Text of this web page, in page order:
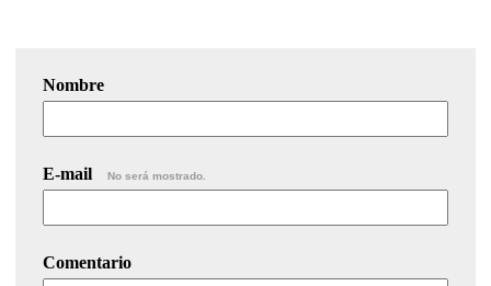
Nombre
E-mail No será mostrado.
Comentario